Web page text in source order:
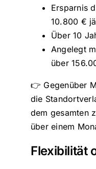
Ersparnis
10.800 €
Über 10
Angelegt
über
👉 Gegenüber
die
dem gesamten
über einem
Flexibilität